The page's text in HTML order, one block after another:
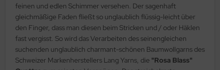
feinen und edlen Schimmer versehen. Der sagenhaft
gleichmäßige Faden fließt so unglaublich flüssig-leicht über
den Finger, dass man diesen beim Stricken und / oder Häklen
fast vergisst. So wird das Verarbeiten des seinengleichen
suchenden unglaublich charmant-schönen Baumwollgarns des
Schweizer Markenherstellers Lang Yarns, die "Rosa Blass"